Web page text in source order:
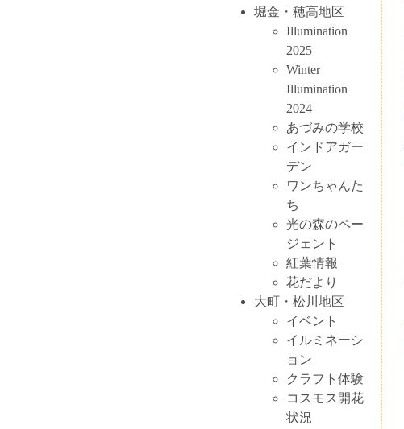
堀金・穂高地区
Illumination
2025
Winter
Illumination
2024
あづみの学校
インドアガー
デン
ワンちゃんた
ち
光の森のペー
ジェント
紅葉情報
花だより
大町・松川地区
イベント
イルミネーシ
ョン
クラフト体験
コスモス開花
状況